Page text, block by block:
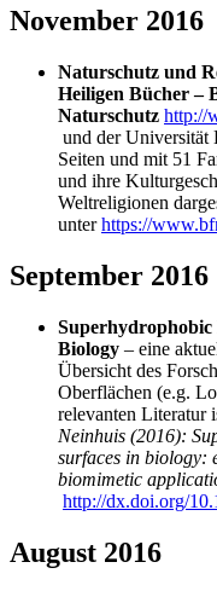
November 2016
Naturschutz und
Heiligen Bücher –
Naturschutz http://
und der
Seiten und mit 51
und ihre
Weltreligionen
unterhttps://
September 2016
Biology – eine
Übersicht des
Oberflächen (e.g.
relevanten Literatur
Neinhuis (2016):
surfaces in biology:
biomimetic
http://dx.doi.org/
August 2016